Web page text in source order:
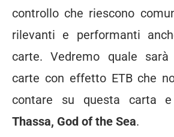
controllo che riescono
rilevanti e performanti
carte. Vedremo quale
carte con effetto ETB che
contare su questa carta
Thassa, God of the Sea.